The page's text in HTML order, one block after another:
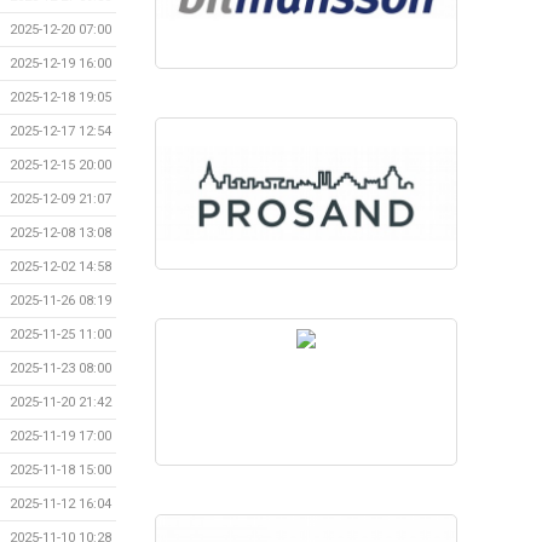
2025-12-20 07:00
2025-12-19 16:00
2025-12-18 19:05
2025-12-17 12:54
2025-12-15 20:00
2025-12-09 21:07
2025-12-08 13:08
2025-12-02 14:58
2025-11-26 08:19
2025-11-25 11:00
2025-11-23 08:00
2025-11-20 21:42
2025-11-19 17:00
2025-11-18 15:00
2025-11-12 16:04
2025-11-10 10:28